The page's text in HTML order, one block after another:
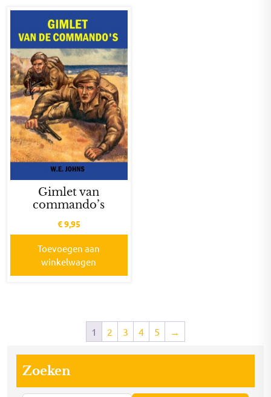
Gimlet van
commando’s
€9,95
Toevoegen aan
winkelwagen
1 2 3 4 5 →
Zoeken